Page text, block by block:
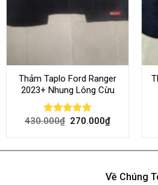
Thảm Taplo Ford Ranger
2023+ Nhung Lông Cừu
Rated 4.80
430.000₫ 270.000₫
Về Chúng